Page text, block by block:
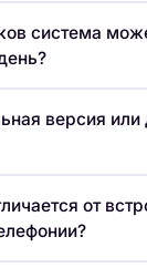
система
версия или
от